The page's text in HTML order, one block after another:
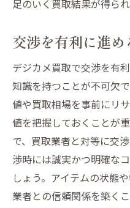
足のいく買取結果が得られ
交渉を有利に進
デジカメ買取で交渉を有
知識を持つことが不可欠
値や買取相場を事前にリ
値を把握しておくことが
で、買取業者と対等に交
渉時には誠実かつ明確な
しょう。アイテムの状態
業者との信頼関係を築く